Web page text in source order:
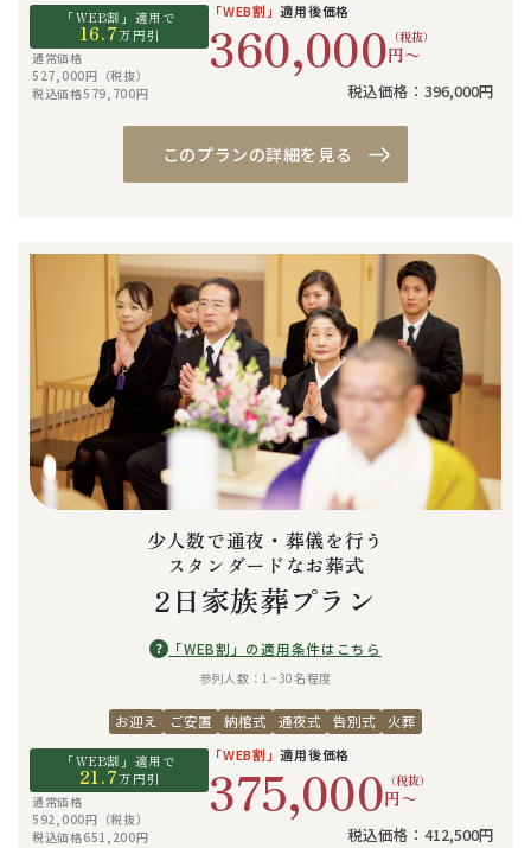
「WEB割」適用で
16.7万円引
通常価格
527,000円（税抜）
税込価格579,700円
「WEB割」適用後価格
360,000 （税抜）
円〜
税込価格：396,000円
このプランの詳細を見る
少人数で通夜・葬儀を行う
スタンダードなお葬式
2日家族葬プラン
? 「WEB割」の適用条件はこちら
参列人数：1~30名程度
お迎え ご安置 納棺式 通夜式 告別式 火葬
「WEB割」適用で
21.7万円引
通常価格
592,000円（税抜）
税込価格651,200円
「WEB割」適用後価格
375,000 （税抜）
円〜
税込価格：412,500円